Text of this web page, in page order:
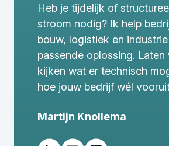
Industrie en productie
Logistiek en transport
Recreatie en horeca
Heb je tijdelijk of
stroom nodig? Ik help
bouw, logistiek en
passende oplossing. Laten
kijken wat er technisch
hoe jouw bedrijf wél
Martijn Knollema